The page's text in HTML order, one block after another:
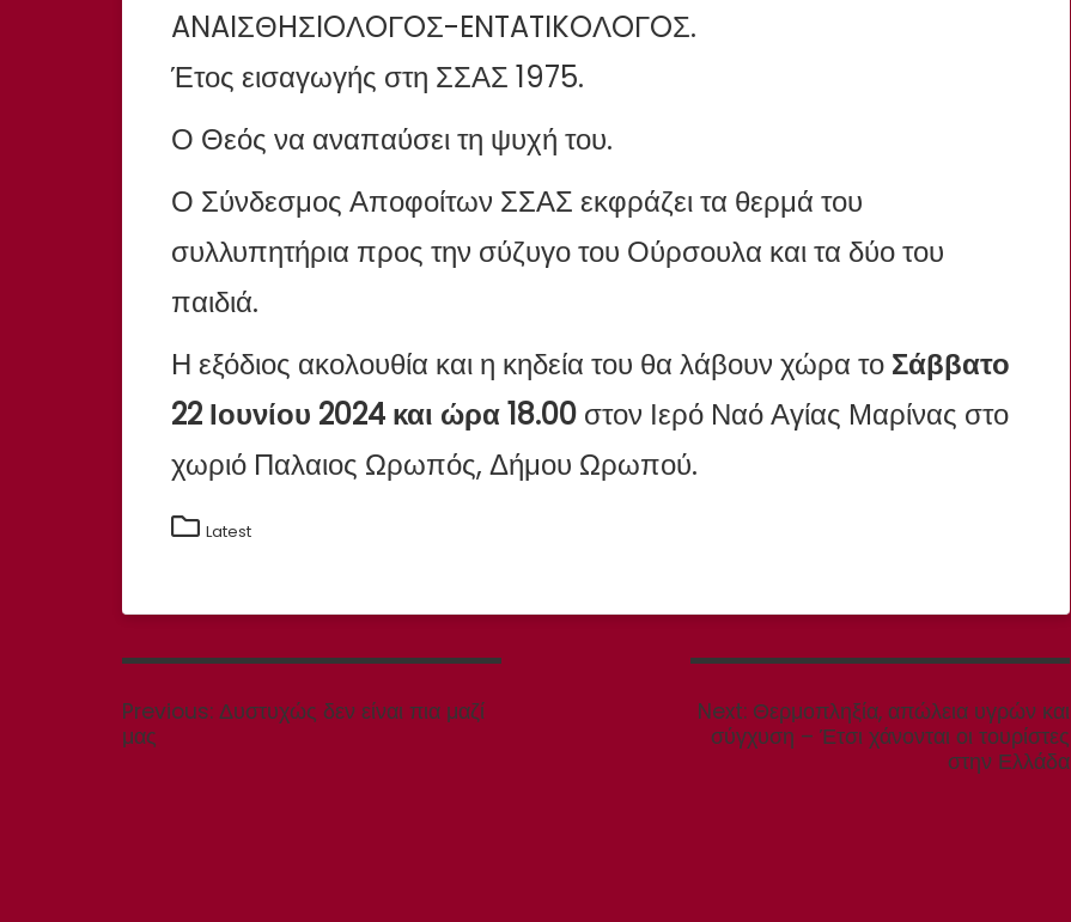
ANAIΣΘHΣIOΛOΓOΣ-ENTATIKOΛOΓOΣ.
Έτος εισαγωγής στη ΣΣΑΣ 1975.
Ο Θεός να αναπαύσει τη ψυχή του.
Ο Σύνδεσμος Αποφοίτων ΣΣΑΣ εκφράζει τα θερμά του
συλλυπητήρια προς την σύζυγο του Ούρσουλα και τα δύο του
παιδιά.
Η εξόδιος ακολουθία και η κηδεία του θα λάβουν χώρα το Σάββατο
22 Ιουνίου 2024 και ώρα 18.00 στον Ιερό Ναό Αγίας Μαρίνας στο
χωριό Παλαιος Ωρωπός, Δήμου Ωρωπού.
Latest
Πλοήγηση
Previous: Previous
Δυστυχώς δεν είναι πια μαζί
μας
Next: Next
post:
Θερμοπληξία, απώλεια υγρών και
σύγχυση – Έτσι χάνονται οι τουρίστες
στην Ελλάδα